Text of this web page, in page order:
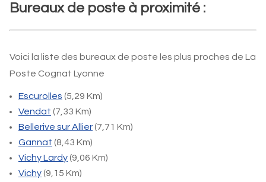
Bureaux de poste à proximité :
Voici la liste des bureaux de poste les plus proches de La
Poste Cognat Lyonne
Escurolles (5,29 Km)
Vendat (7,33 Km)
Bellerive sur Allier(7,71 Km)
Gannat (8,43 Km)
Vichy Lardy(9,06 Km)
Vichy(9,15 Km)